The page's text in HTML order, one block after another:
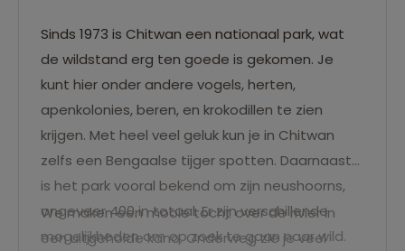
Sinds 1973 is Chitwan een nationaal park, wat
de wildstand erg ten goede is gekomen. Je
kunt hier onder andere vogels, herten,
apenkolonies, beren, en krokodillen te zien
krijgen. Met heel veel geluk kun je in Chitwan
zelfs een Bengaalse tijger spotten. Daarnaast
is het park vooral bekend om zijn neushoorns,
ongeveer 400 in totaal. Er zijn verschillende
mogelijkheden om op zoek te gaan naar wild.
We maken een mooie tocht over de rivier in
een uitgeholde kano. Onderweg zie je veel